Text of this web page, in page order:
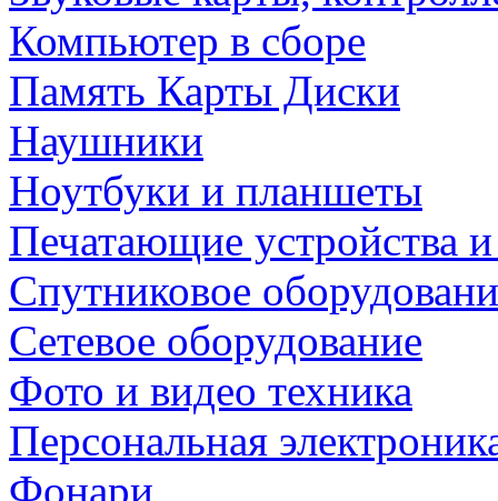
Компьютер в сборе
Память Карты Диски
Наушники
Ноутбуки и планшеты
Печатающие устройства
Спутниковое
Сетевое оборудование
Фото и видео техника
Персональная
Фонари